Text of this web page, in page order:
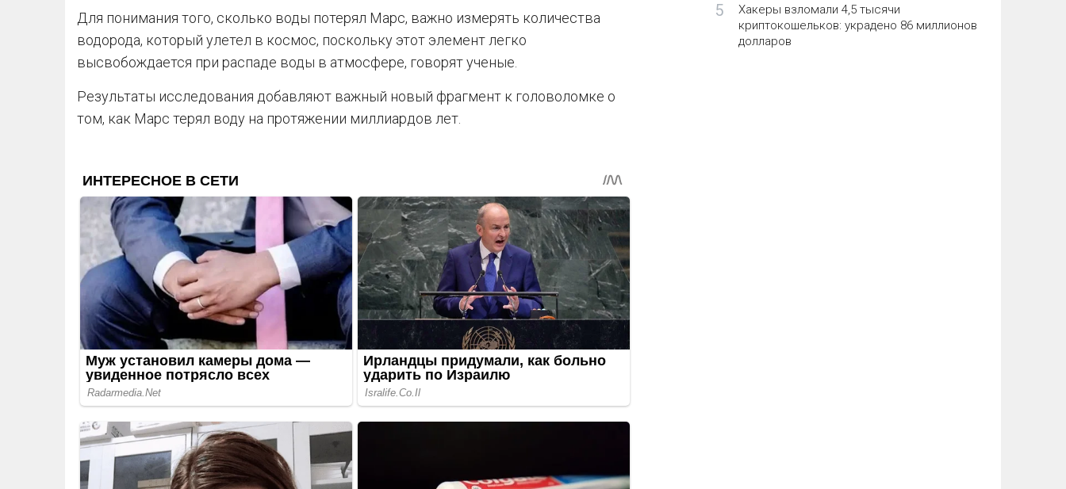
Для понимания того, сколько воды потерял Марс, важно измерять количества
водорода, который улетел в космос, поскольку этот элемент легко
высвобождается при распаде воды в атмосфере, говорят ученые.
Результаты исследования добавляют важный новый фрагмент к головоломке о
том, как Марс терял воду на протяжении миллиардов лет.
5
Хакеры взломали 4,5 тысячи
криптокошельков: украдено 86 миллионов
долларов